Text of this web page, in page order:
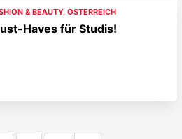
& BEAUTY, ÖSTERREICH
Haves für Studis!